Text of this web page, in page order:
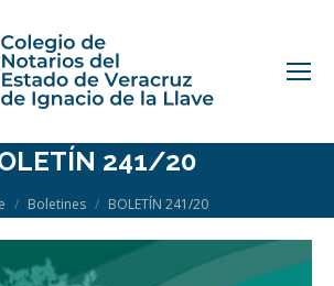
241/20
here:
Boletines BOLETÍN 241/20